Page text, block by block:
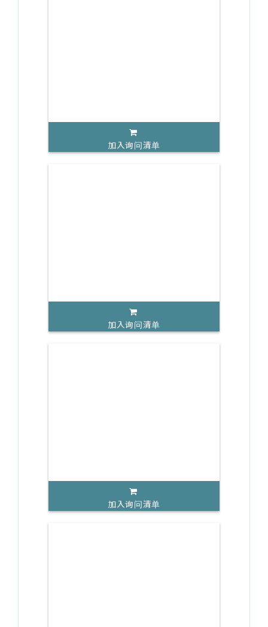
加入询问清单
加入询问清单
加入询问清单